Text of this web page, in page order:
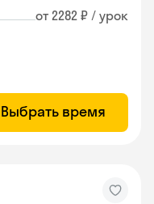
от 2282 ₽ / урок
Выбрать время